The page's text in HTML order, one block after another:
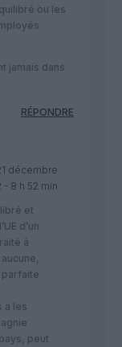
ou les
jamais dans
RÉPONDRE
décembre
- 8 h 52 min
et
d’un
à
parfaite
a les
peut